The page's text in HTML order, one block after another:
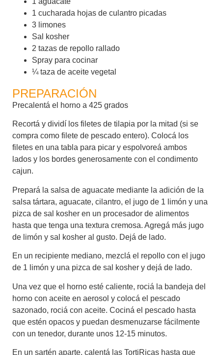
1 cucharada hojas de culantro picadas
3 limones
Sal kosher
2 tazas de repollo rallado
Spray para cocinar
¼ taza de aceite vegetal
PREPARACIÓN
Precalentá el horno a 425 grados
Recortá y dividí los filetes de tilapia por la mitad (si se
compra como filete de pescado entero). Colocá los
filetes en una tabla para picar y espolvoreá ambos
lados y los bordes generosamente con el condimento
cajun.
Prepará la salsa de aguacate mediante la adición de la
salsa tártara, aguacate, cilantro, el jugo de 1 limón y una
pizca de sal kosher en un procesador de alimentos
hasta que tenga una textura cremosa. Agregá más jugo
de limón y sal kosher al gusto. Dejá de lado.
En un recipiente mediano, mezclá el repollo con el jugo
de 1 limón y una pizca de sal kosher y dejá de lado.
Una vez que el horno esté caliente, rociá la bandeja del
horno con aceite en aerosol y colocá el pescado
sazonado, rociá con aceite. Cociná el pescado hasta
que estén opacos y puedan desmenuzarse fácilmente
con un tenedor, durante unos 12-15 minutos.
En un sartén aparte, calentá las TortiRicas hasta que